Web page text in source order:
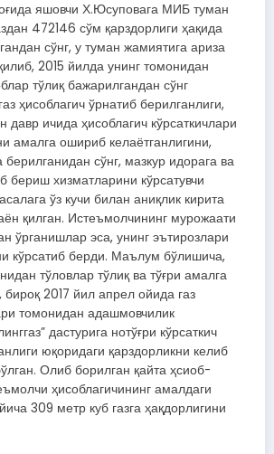
яшовчи Х.Юсуповага МИБ туман
472146 сўм қарздорлиги ҳақида
сўнг, у туман жамиятига ариза
2015 йилда унинг томонидан
тўлиқ бажарилгандан сўнг
ҳисоблагич ўрнатиб берилганлиги,
давр ичида ҳисоблагич кўрсаткичлари
амалга ошириб келаётганлигини,
берилганидан сўнг, мазкур идорага ва
бериш хизматларини кўрсатувчи
ўз кучи билан аниқлик кирита
қилган. Истеъмолчининг мурожаати
ўрганишлар эса, унинг эътирозлари
кўрсатиб берди. Маълум бўлишича,
тўловлар тўлиқ ва тўғри амалга
2017 йил апрел ойида газ
томонидан адашмовчилик
дастурига нотўғри кўрсаткич
юқоридаги қарздорликни келиб
Олиб борилган қайта ҳсиоб-
ҳисоблагичининг амалдаги
309 метр куб газга ҳақдорлигини